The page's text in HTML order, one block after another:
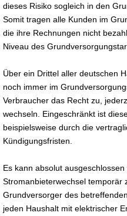
dieses Risiko sogleich in den
Somit tragen alle Kunden im
die ihre Rechnungen nicht
Niveau des
Über ein Drittel aller deutschen
noch immer im
Verbraucher das Recht zu,
wechseln. Eingeschränkt ist
beispielsweise durch die
Kündigungsfristen.
Es kann absolut
Stromanbieterwechsel temporär
Grundversorger des
jeden Haushalt mit elektrischer